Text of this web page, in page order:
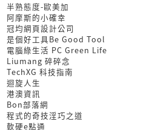
半熟態度-歐美加
阿摩斯的小確幸
冠均網頁設計公司
是個好工具Be Good Tool
電腦綠生活 PC Green Life
Liumang 碎碎念
TechXG 科技指南
迴旋人生
港澳資訊
Bon部落網
程式的奇技淫巧之道
軟硬e點通